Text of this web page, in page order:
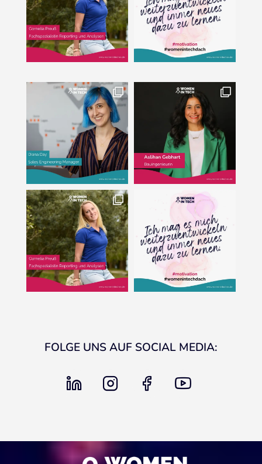
FOLGE UNS AUF SOCIAL MEDIA:
linkedin instagram